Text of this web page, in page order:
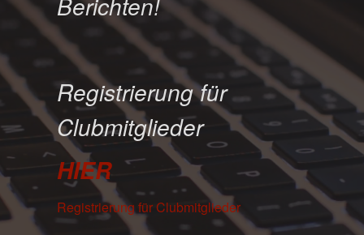
Registrierung für
Clubmitglieder
HIER
Registrierung für Clubmitglieder